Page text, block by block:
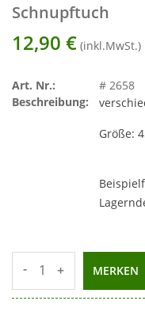
Schnupftuch
12,90 € (inkl.MwSt.)
Art. Nr.:
# 2658
Beschreibung:
Größe:
- + MERKEN